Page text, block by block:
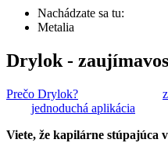
Nachádzate sa tu:
Metalia
Drylok -
Prečo Drylok?
jednoduchá aplikácia
Viete, že kapilárne stúpajúca